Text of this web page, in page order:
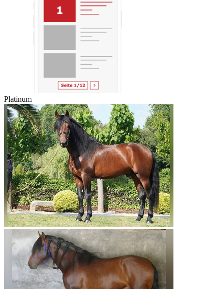
Platinum